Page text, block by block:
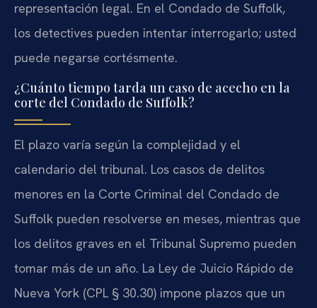
representación legal. En el Condado de Suffolk,
los detectives pueden intentar interrogarlo; usted
puede negarse cortésmente.
¿Cuánto tiempo tarda un caso de acecho en la
corte del Condado de Suffolk?
El plazo varía según la complejidad y el
calendario del tribunal. Los casos de delitos
menores en la Corte Criminal del Condado de
Suffolk pueden resolverse en meses, mientras que
los delitos graves en el Tribunal Supremo pueden
tomar más de un año. La Ley de Juicio Rápido de
Nueva York (CPL § 30.30) impone plazos que un